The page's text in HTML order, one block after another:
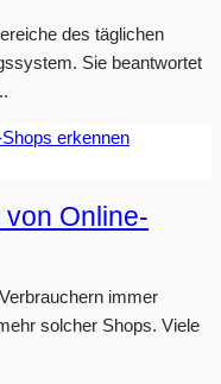
des täglichen
Sie beantwortet
Online-
immer
solcher Shops. Viele